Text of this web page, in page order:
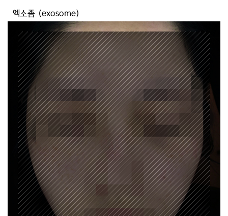
엑소좀 (exosome)